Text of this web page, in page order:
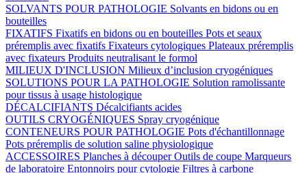
SOLVANTS POUR PATHOLOGIE Solvants en bidons ou en
bouteilles
FIXATIFS Fixatifs en bidons ou en bouteilles Pots et seaux
préremplis avec fixatifs Fixateurs cytologiques Plateaux préremplis
avec fixateurs Produits neutralisant le formol
MILIEUX D'INCLUSION Milieux d’inclusion cryogéniques
SOLUTIONS POUR LA PATHOLOGIE Solution ramolissante
pour tissus à usage histologique
DÉCALCIFIANTS Décalcifiants acides
OUTILS CRYOGÉNIQUES Spray cryogénique
CONTENEURS POUR PATHOLOGIE Pots d'échantillonnage
Pots préremplis de solution saline physiologique
ACCESSOIRES Planches à découperOutils de coupe Marqueurs
de laboratoire Entonnoirs pour cytologie Filtres à carbone